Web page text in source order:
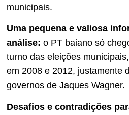
municipais.
Uma pequena e valiosa
análise: o PT baiano só
turno das eleições
em 2008 e 2012, justamente
governos de Jaques Wagner.
Desafios e contradições